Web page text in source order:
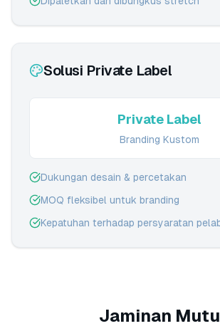
Solusi Private Label
Private Label
Branding Kustom
Dukungan desain & percetakan
MOQ fleksibel untuk branding
Kepatuhan terhadap persyaratan
Jaminan Mutu